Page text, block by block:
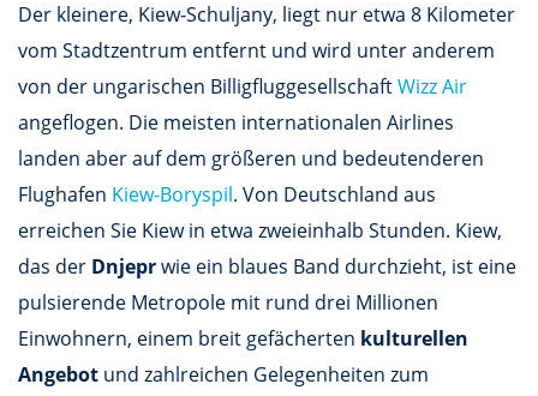
Der kleinere, Kiew-Schuljany, liegt nur etwa 8 Kilometer
vom Stadtzentrum entfernt und wird unter anderem
von der ungarischen BilligfluggesellschaftWizz Air
angeflogen. Die meisten internationalen Airlines
landen aber auf dem größeren und bedeutenderen
Flughafen Kiew-Boryspil. Von Deutschland aus
erreichen Sie Kiew in etwa zweieinhalb Stunden. Kiew,
das der Dnjeprwie ein blaues Band durchzieht, ist eine
pulsierende Metropole mit rund drei Millionen
Einwohnern, einem breit gefächerten kulturellen
Angebot und zahlreichen Gelegenheiten zum